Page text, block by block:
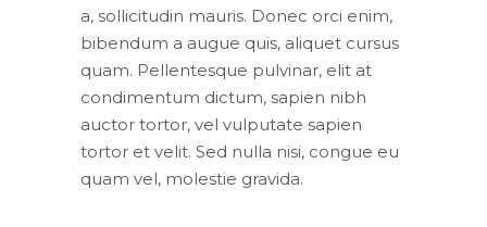
a, sollicitudin mauris. Donec orci enim,
bibendum a augue quis, aliquet cursus
quam. Pellentesque pulvinar, elit at
condimentum dictum, sapien nibh
auctor tortor, vel vulputate sapien
tortor et velit. Sed nulla nisi, congue eu
quam vel, molestie gravida.